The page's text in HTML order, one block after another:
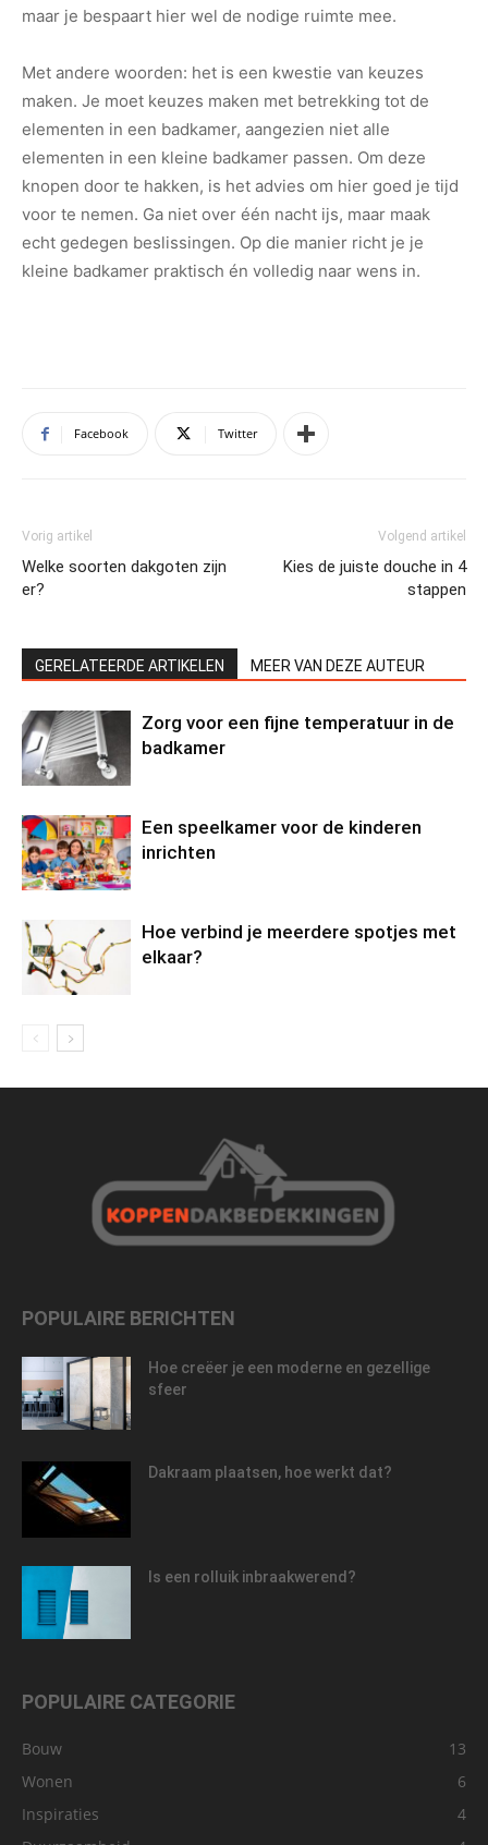
maar je bespaart hier wel de nodige ruimte mee.
Met andere woorden: het is een kwestie van keuzes
maken. Je moet keuzes maken met betrekking tot de
elementen in een badkamer, aangezien niet alle
elementen in een kleine badkamer passen. Om deze
knopen door te hakken, is het advies om hier goed je tijd
voor te nemen. Ga niet over één nacht ijs, maar maak
echt gedegen beslissingen. Op die manier richt je je
kleine badkamer praktisch én volledig naar wens in.
Facebook Twitter
Vorig artikel
Welke soorten dakgoten zijn
er?
Volgend artikel
Kies de juiste douche in 4
stappen
GERELATEERDE ARTIKELEN MEER VAN DEZE AUTEUR
Zorg voor een fijne temperatuur in de
badkamer
Een speelkamer voor de kinderen
inrichten
Hoe verbind je meerdere spotjes met
elkaar?
POPULAIRE BERICHTEN
Hoe creëer je een moderne en gezellige
sfeer
Dakraam plaatsen, hoe werkt dat?
Is een rolluik inbraakwerend?
POPULAIRE CATEGORIE
Bouw
13
Wonen
6
Inspiraties
4